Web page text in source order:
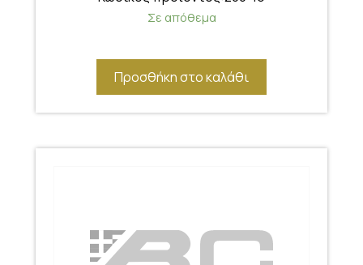
Σε απόθεμα
Προσθήκη στο καλάθι